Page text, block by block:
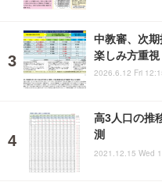
中教審、次
楽しみ方重視
2026.6.12 Fri
高3人口の推
測
2021.12.15 Wed